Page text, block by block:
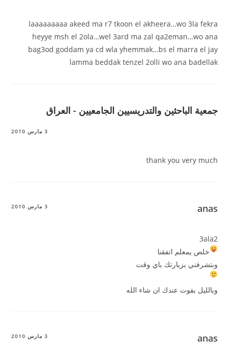
laaaaaaaaa akeed ma r7 tkoon el akheera…wo 3la fekra
heyye msh el 2ola…wel 3ard ma zal qa2eman…wo ana
bag3od goddam ya cd wla yhemmak…bs el marra el jay
lamma beddak tenzel 2olli wo ana badellak
جمعية الباحثين والتدريسيين الجامعيين - العراق
3 مارس 2010
thank you very much
anas 3 مارس 2010
3ala2
خلص يمعلم اتفقنا
وبتشرفني بزيارتك باي وقت
وبالليل بفوت عندك ان شاء الله
anas 3 مارس 2010